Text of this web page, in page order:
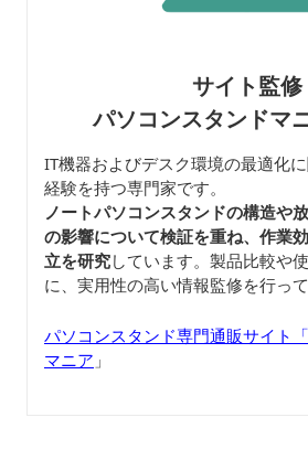
サイト監修
パソコンスタンドマ
IT機器およびデスク環境の最適化
経験を持つ専門家です。
ノートパソコンスタンドの構造や
の影響について検証を重ね、作業
立を研究しています。製品比較や
に、実用性の高い情報監修を行って
パソコンスタンド専門通販サイト
マニア 」